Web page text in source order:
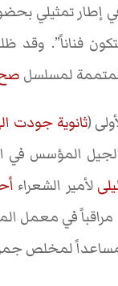
إطار تمثيلي
فناناً”. وقد
لمسلسل صح
(ثانوية جودت
المؤسس في
لأمير الشعراء
في معمل
لمخلص